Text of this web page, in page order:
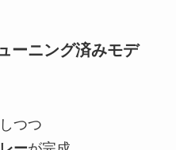
ーニング済みモデ
つつ